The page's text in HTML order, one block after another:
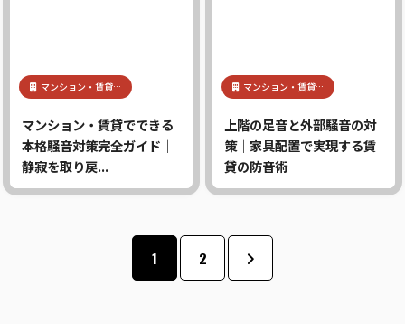
マンション・賃貸…
マンション・賃貸でできる
本格騒音対策完全ガイド｜
静寂を取り戻...
マンション・賃貸…
上階の足音と外部騒音の対
策｜家具配置で実現する賃
貸の防音術
1 2